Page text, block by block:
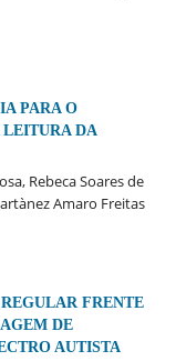
PARA O
LEITURA DA
Rebeca Soares de
Amaro Freitas
FRENTE
DE
AUTISTA